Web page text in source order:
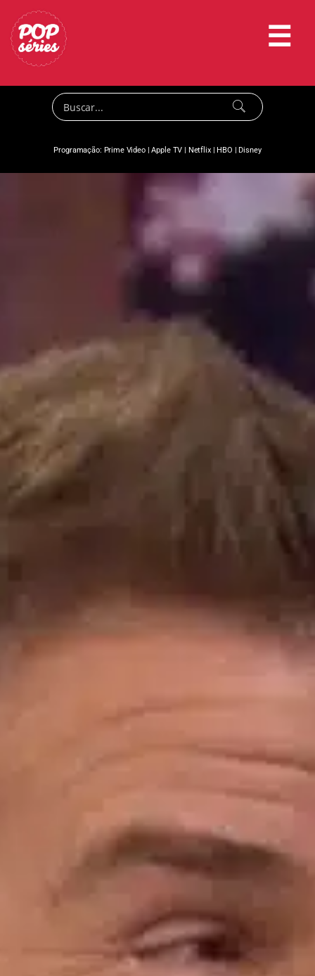
☰
Programação: Prime Video|Apple TV | Netflix|HBO |Disney